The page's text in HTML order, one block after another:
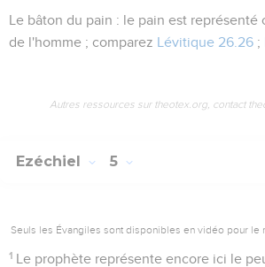
Le bâton du pain : le pain est représenté
de l'homme ; comparez Lévitique 26.26 ;
Autres ressources sur theotex.org, contact
Ezéchiel 5
Seuls les Évangiles sont disponibles en vidéo pour le
1 Le prophète représente encore ici le